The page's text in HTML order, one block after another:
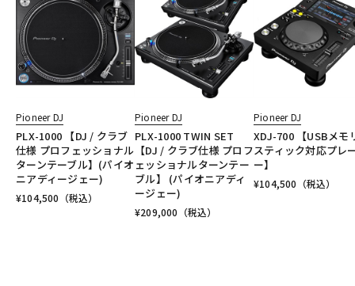
Pioneer DJ
PLX-1000 【DJ / クラブ
仕様 プロフェッショナル
ターンテーブル】(パイオ
ニアディージェー)
¥104,500 （税込）
Pioneer DJ
PLX-1000 TWIN SET
【DJ / クラブ仕様 プロフ
ェッショナルターンテー
ブル】 (パイオニアディ
ージェー)
¥209,000 （税込）
Pioneer DJ
XDJ-700 【USBメモ
スティック対応プレ
ー】
¥104,500 （税込）